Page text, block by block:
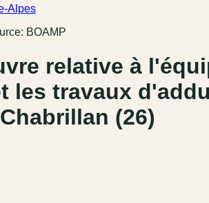
Alpes
BOAMP
relative à
les travaux
(26)